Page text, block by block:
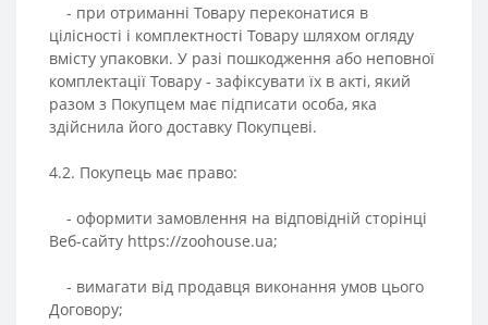
- при отриманні Товару переконатися в
цілісності і комплектності Товару шляхом огляду
вмісту упаковки. У разі пошкодження або неповної
комплектації Товару - зафіксувати їх в акті, який
разом з Покупцем має підписати особа, яка
здійснила його доставку Покупцеві.
4.2. Покупець має право:
- оформити замовлення на відповідній сторінці
Веб-сайту https://zoohouse.ua;
- вимагати від продавця виконання умов цього
Договору;